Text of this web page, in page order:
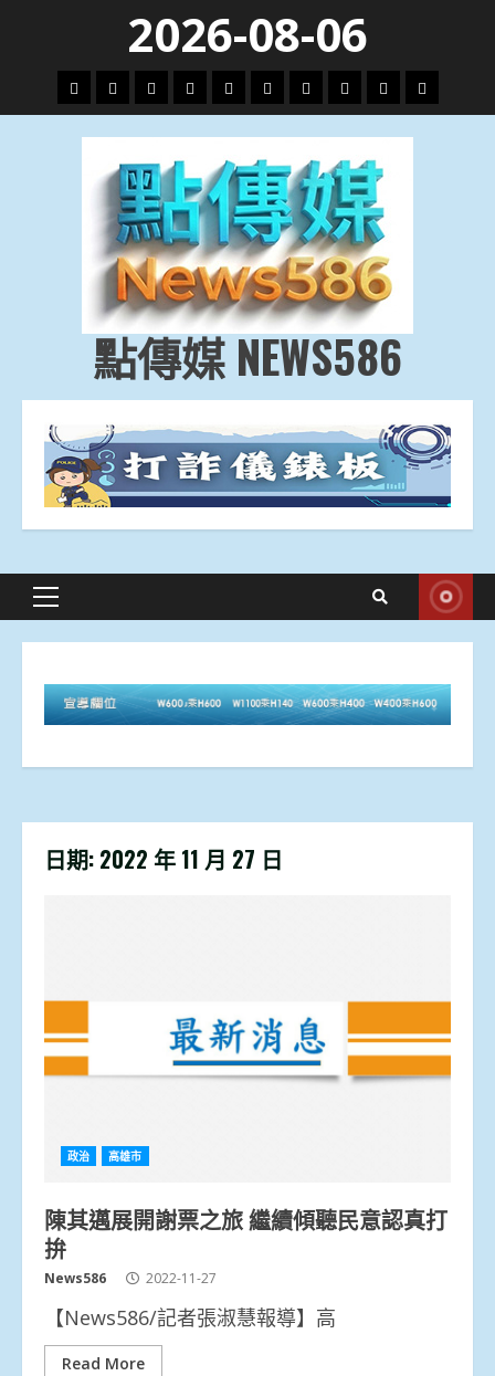
content
2026-08-06
頭
條
財
經
地
方.
會
文
教.
技
專
題
娛
樂
劇
政
治
國
際
運
動
生
活
點傳媒 NEWS586
Primary
日期: 2022 年 11 月 27 日
政治 高雄市
陳其邁展開謝票之旅 繼續傾聽民意認真打
拚
News586 2022-11-27
【News586/記者張淑慧報導】高
Read More